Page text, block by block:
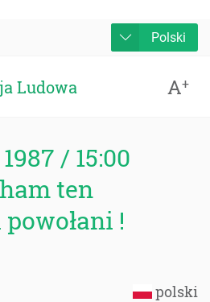
Polski
Ludowa A+
/ 15:00
ten
!
polski